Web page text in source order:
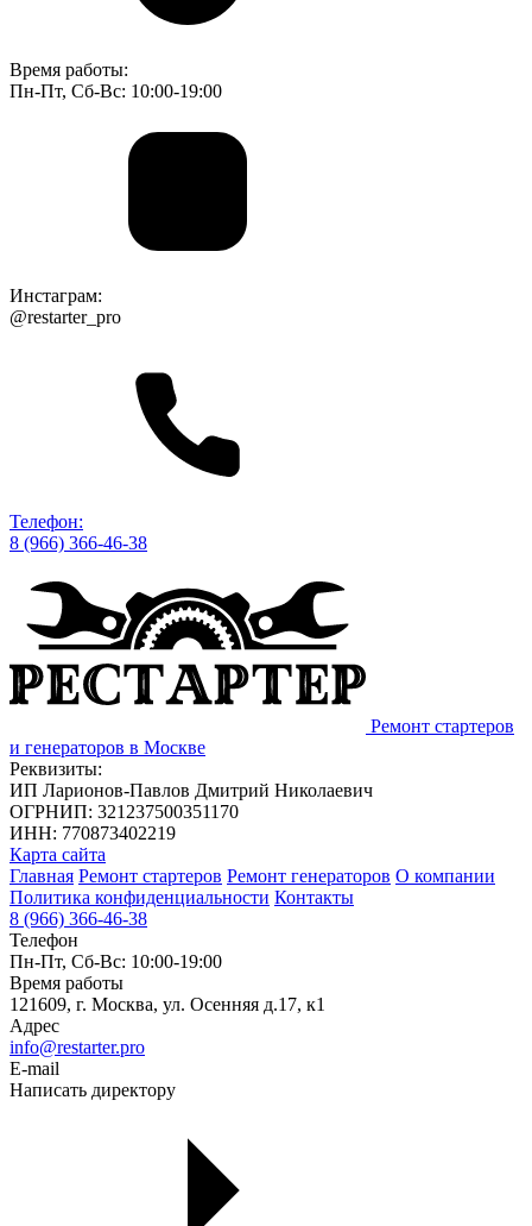
Время работы:
Пн-Пт, Сб-Вс: 10:00-19:00
Инстаграм:
@restarter_pro
Телефон:
8 (966) 366-46-38
Ремонт стартеров
и генераторов в Москве
Реквизиты:
ИП Ларионов-Павлов Дмитрий Николаевич
ОГРНИП: 321237500351170
ИНН: 770873402219
Карта сайта
Главная Ремонт стартеров Ремонт генераторов О компании
Политика конфиденциальности Контакты
8 (966) 366-46-38
Телефон
Пн-Пт, Сб-Вс: 10:00-19:00
Время работы
121609, г. Москва, ул. Осенняя д.17, к1
Адрес
info@restarter.pro
E-mail
Написать директору